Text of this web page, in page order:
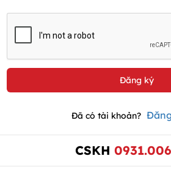
Đã có tài khoản?
CSKH